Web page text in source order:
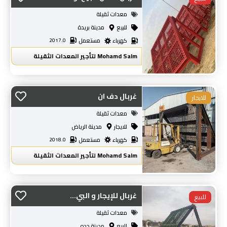
معدات ثقيلة
للبيع
مدينة بريدة
كهرباء
مستعمل 2017.0
Mohamd Salm لتأجير المعدات الثقيلة
غربال دف ان
معدات ثقيلة
للايجار
مدينة الرياض
كهرباء
مستعمل 2018.0
Mohamd Salm لتأجير المعدات الثقيلة
غربال للإيجار و البي...
معدات ثقيلة